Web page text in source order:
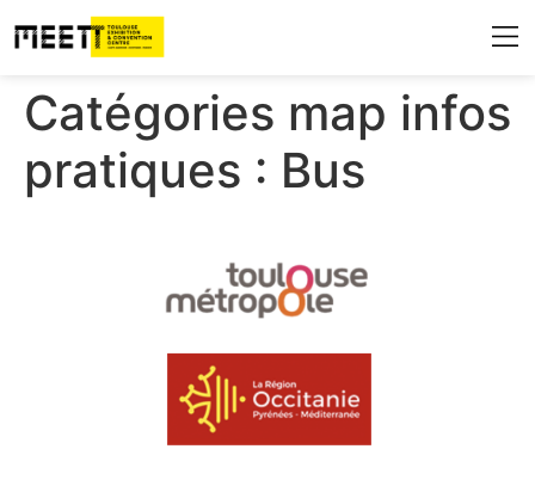
Catégories map infos
pratiques : Bus